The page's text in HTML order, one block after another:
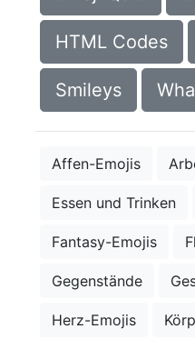
HTML Codes
Smileys
Affen-Emojis
Essen und Trinken
Fantasy-Emojis
Gegenstände
Herz-Emojis